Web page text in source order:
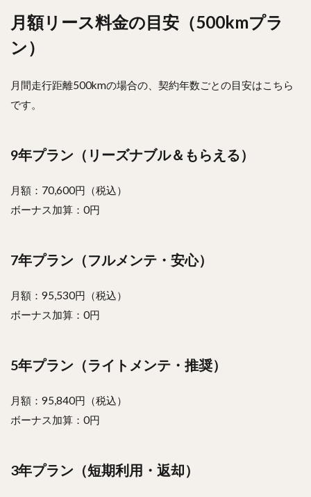
月額リース料金の目安（500kmプラ
ン）
月間走行距離500kmの場合の、契約年数ごとの目安はこちら
です。
9年プラン（リーズナブル＆もらえる）
月額：70,600円（税込）
ボーナス加算：0円
7年プラン（フルメンテ・安心）
月額：95,530円（税込）
ボーナス加算：0円
5年プラン（ライトメンテ・推奨）
月額：95,840円（税込）
ボーナス加算：0円
3年プラン（短期利用・返却）